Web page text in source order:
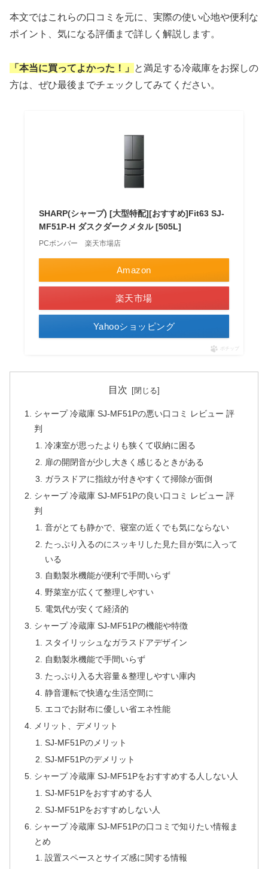
本文ではこれらの口コミを元に、実際の使い心地や便利な
ポイント、気になる評価まで詳しく解説します。
「本当に買ってよかった！」
と満足する冷蔵庫をお探しの
方は、ぜひ最後までチェックしてみてください。
SHARP(シャープ) [大型特配][おすすめ]Fit63 SJ-
MF51P-H ダスクダークメタル [505L]
PCボンバー 楽天市場店
Amazon
楽天市場
Yahooショッピング
ポチップ
目次
シャープ 冷蔵庫 SJ-MF51Pの悪い口コミ レビュー 評
判
冷凍室が思ったよりも狭くて収納に困る
扉の開閉音が少し大きく感じるときがある
ガラスドアに指紋が付きやすくて掃除が面倒
シャープ 冷蔵庫 SJ-MF51Pの良い口コミ レビュー 評
判
音がとても静かで、寝室の近くでも気にならない
たっぷり入るのにスッキリした見た目が気に入って
いる
自動製氷機能が便利で手間いらず
野菜室が広くて整理しやすい
電気代が安くて経済的
シャープ 冷蔵庫 SJ-MF51Pの機能や特徴
スタイリッシュなガラスドアデザイン
自動製氷機能で手間いらず
たっぷり入る大容量＆整理しやすい庫内
静音運転で快適な生活空間に
エコでお財布に優しい省エネ性能
メリット、デメリット
SJ-MF51Pのメリット
SJ-MF51Pのデメリット
シャープ 冷蔵庫 SJ-MF51Pをおすすめする人しない人
SJ-MF51Pをおすすめする人
SJ-MF51Pをおすすめしない人
シャープ 冷蔵庫 SJ-MF51Pの口コミで知りたい情報ま
とめ
設置スペースとサイズ感に関する情報